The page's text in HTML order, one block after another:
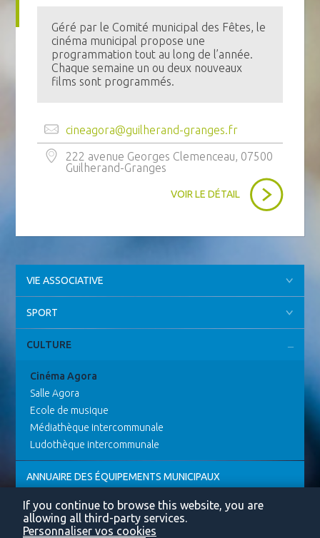
Géré par le Comité municipal des Fêtes, le
cinéma municipal propose une
programmation tout au long de l’année.
Chaque semaine un ou deux nouveaux
films sont programmés.
cineagora@guilherand-granges.fr
222 avenue Georges Clemenceau, 07500
Guilherand-Granges
VOIR LE DÉTAIL
VIE ASSOCIATIVE
SPORT
CULTURE
Cinéma Agora
Salle Agora
Ecole de musique
Médiathèque intercommunale
Ludothèque intercommunale
ANNUAIRE DES ÉQUIPEMENTS MUNICIPAUX
If you continue to browse this website, you are
allowing all third-party services.
Personnaliser vos cookies